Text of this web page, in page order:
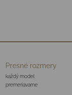
Presné rozmery
každý model
premeriavame